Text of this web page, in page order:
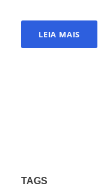
LEIA MAIS
TAGS